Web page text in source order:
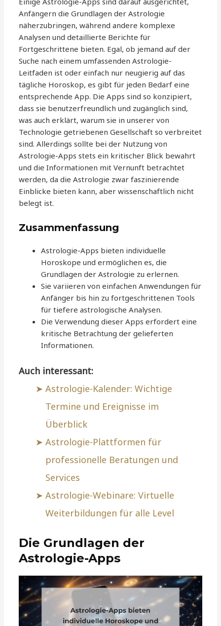
Anfängern die Grundlagen der Astrologie
näherzubringen, während andere komplexe
Analysen und detaillierte Berichte für
Fortgeschrittene bieten. Egal, ob jemand auf der
Suche nach einem umfassenden Astrologie-
Leitfaden ist oder einfach nur neugierig auf das
tägliche Horoskop, es gibt für jeden Bedarf eine
entsprechende App. Die Apps sind so konzipiert,
dass sie benutzerfreundlich und zugänglich sind,
was auch erklärt, warum sie in unserer von
Technologie getriebenen Gesellschaft so verbreitet
sind. Allerdings sollte bei der Nutzung von
Astrologie-Apps stets ein kritischer Blick bewahrt
und die Informationen mit Vernunft betrachtet
werden, da die Astrologie zwar faszinierende
Einblicke bieten kann, aber wissenschaftlich nicht
belegt ist.
Zusammenfassung
Astrologie-Apps bieten individuelle
Horoskope und ermöglichen es, die
Grundlagen der Astrologie zu erlernen.
Sie variieren von einfachen Anwendungen für
Anfänger bis hin zu fortgeschrittenen Tools
für tiefere astrologische Analysen.
Die Verwendung dieser Apps erfordert eine
kritische Betrachtung der gelieferten
Informationen.
Auch interessant:
Astrologie-Kalender: Wichtige
Termine und Ereignisse im
Überblick
Astrologie-Plattformen für
professionelle Beratungen und
Services
Astrologie-Webinare: Virtuelle
Weiterbildungen für alle Level
Die Grundlagen der
Astrologie-Apps